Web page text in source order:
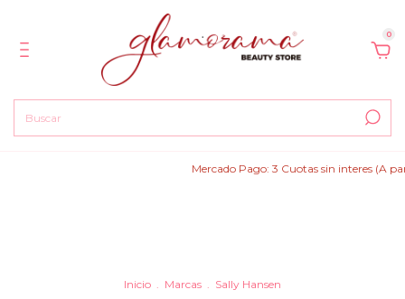
0
Mercado Pago: 3 Cuotas sin interes (A partir
Inicio . Marcas . Sally Hansen